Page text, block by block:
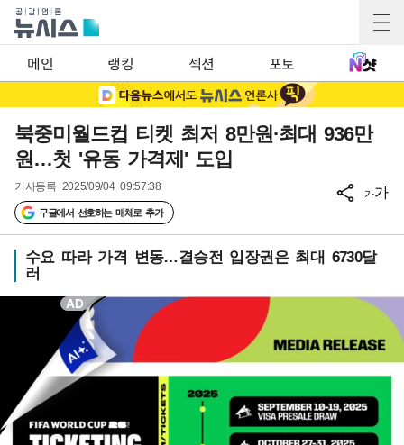
메인 랭킹 섹션 포토
북중미월드컵 티켓 최저 8만원·최대 936만
원…첫 '유동 가격제' 도입
기사등록 2025/09/04 09:57:38
구글에서 선호하는 매체로 추가
가가
수요 따라 가격 변동…결승전 입장권은 최대 6730달
러